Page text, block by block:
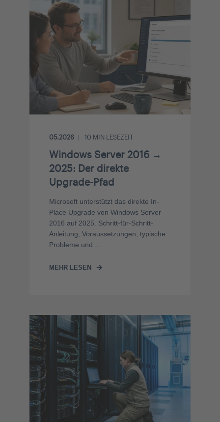
05.2026 10 MIN LESEZEIT
Windows Server 2016 →
2025: Der direkte
Upgrade-Pfad
Microsoft unterstützt das direkte In-
Place Upgrade von Windows Server
2016 auf 2025. Schritt-für-Schritt-
Anleitung, Voraussetzungen, typische
Probleme und ...
MEHR LESEN